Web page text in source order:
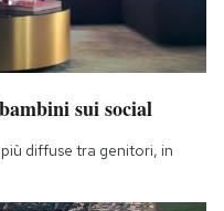
sui social
diffuse tra genitori, in